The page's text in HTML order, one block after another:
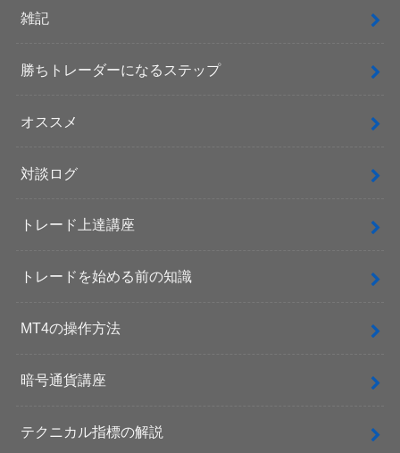
雑記
勝ちトレーダーになるステップ
オススメ
対談ログ
トレード上達講座
トレードを始める前の知識
MT4の操作方法
暗号通貨講座
テクニカル指標の解説